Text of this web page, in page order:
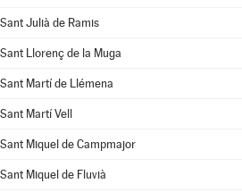
Sant Julià de Ramis
Sant Llorenç de la Muga
Sant Martí de Llémena
Sant Martí Vell
Sant Miquel de Campmajor
Sant Miquel de Fluvià